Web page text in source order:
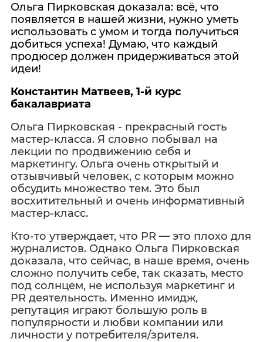
Ольга Пирковская доказала: всё, что
появляется в нашей жизни, нужно уметь
использовать с умом и тогда получиться
добиться успеха! Думаю, что каждый
продюсер должен придерживаться этой
идеи!
Константин Матвеев, 1-й курс
бакалавриата
Ольга Пирковская - прекрасный гость
мастер-класса. Я словно побывал на
лекции по продвижению себя и
маркетингу. Ольга очень открытый и
отзывчивый человек, с которым можно
обсудить множество тем. Это был
восхитительный и очень информативный
мастер-класс.
Кто-то утверждает, что PR — это плохо для
журналистов. Однако Ольга Пирковская
доказала, что сейчас, в наше время, очень
сложно получить себе, так сказать, место
под солнцем, не используя маркетинг и
PR деятельность. Именно имидж,
репутация играют большую роль в
популярности и любви компании или
личности у потребителя/зрителя.